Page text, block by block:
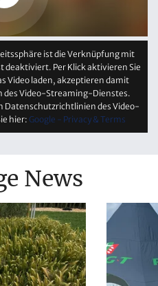
ist die Verknüpfung mit
Per Klick aktivieren Sie
Video laden, akzeptieren damit
des Video-Streaming-Dienstes.
Datenschutzrichtlinien des Video-
hier: Google - Privacy & Terms
News